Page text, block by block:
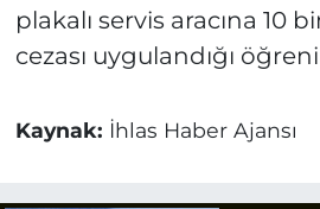
plakalı servis aracına 10
cezası uygulandığı
Kaynak: İhlas Haber Ajansı